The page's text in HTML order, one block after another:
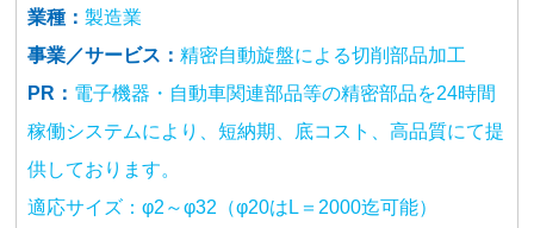
業種： 製造業
事業／サービス： 精密自動旋盤による切削部品加工
PR： 電子機器・自動車関連部品等の精密部品を24時間
稼働システムにより、短納期、底コスト、高品質にて提
供しております。
適応サイズ：φ2～φ32（φ20はL＝2000迄可能）